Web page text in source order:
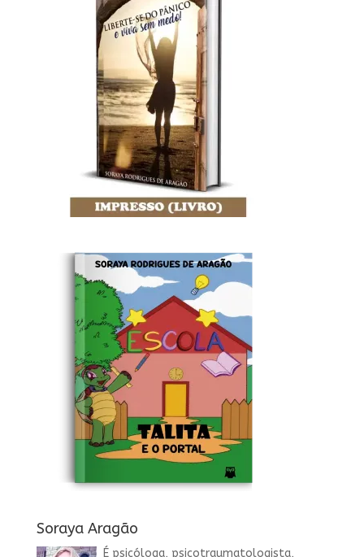
Soraya Aragão
É psicóloga, psicotraumatologista,